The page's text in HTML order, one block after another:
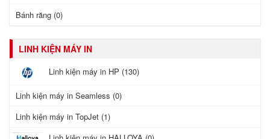
Bánh răng (0)
LINH KIỆN MÁY IN
Linh kiện máy in HP (130)
Linh kiện máy in Seamless (0)
Linh kiện máy in TopJet (1)